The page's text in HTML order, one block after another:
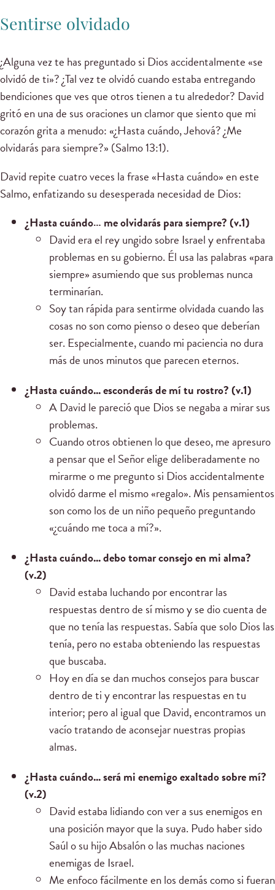
Sentirse olvidado
¿Alguna vez te has preguntado si Dios accidentalmente «se
olvidó de ti»? ¿Tal vez te olvidó cuando estaba entregando
bendiciones que ves que otros tienen a tu alrededor? David
gritó en una de sus oraciones un clamor que siento que mi
corazón grita a menudo: «¿Hasta cuándo, Jehová? ¿Me
olvidarás para siempre?» (Salmo 13:1).
David repite cuatro veces la frase «Hasta cuándo» en este
Salmo, enfatizando su desesperada necesidad de Dios:
¿Hasta cuándo… me olvidarás para siempre? (v.1)
David era el rey ungido sobre Israel y enfrentaba
problemas en su gobierno. Él usa las palabras «para
siempre» asumiendo que sus problemas nunca
terminarían.
Soy tan rápida para sentirme olvidada cuando las
cosas no son como pienso o deseo que deberían
ser. Especialmente, cuando mi paciencia no dura
más de unos minutos que parecen eternos.
¿Hasta cuándo... esconderás de mí tu rostro? (v.1)
A David le pareció que Dios se negaba a mirar sus
problemas.
Cuando otros obtienen lo que deseo, me apresuro
a pensar que el Señor elige deliberadamente no
mirarme o me pregunto si Dios accidentalmente
olvidó darme el mismo «regalo». Mis pensamientos
son como los de un niño pequeño preguntando
«¿cuándo me toca a mí?».
¿Hasta cuándo... debo tomar consejo en mi alma?
(v.2)
David estaba luchando por encontrar las
respuestas dentro de sí mismo y se dio cuenta de
que no tenía las respuestas. Sabía que solo Dios las
tenía, pero no estaba obteniendo las respuestas
que buscaba.
Hoy en día se dan muchos consejos para buscar
dentro de ti y encontrar las respuestas en tu
interior; pero al igual que David, encontramos un
vacío tratando de aconsejar nuestras propias
almas.
¿Hasta cuándo... será mi enemigo exaltado sobre mí?
(v.2)
David estaba lidiando con ver a sus enemigos en
una posición mayor que la suya. Pudo haber sido
Saúl o su hijo Absalón o las muchas naciones
enemigas de Israel.
Me enfoco fácilmente en los demás como si fueran